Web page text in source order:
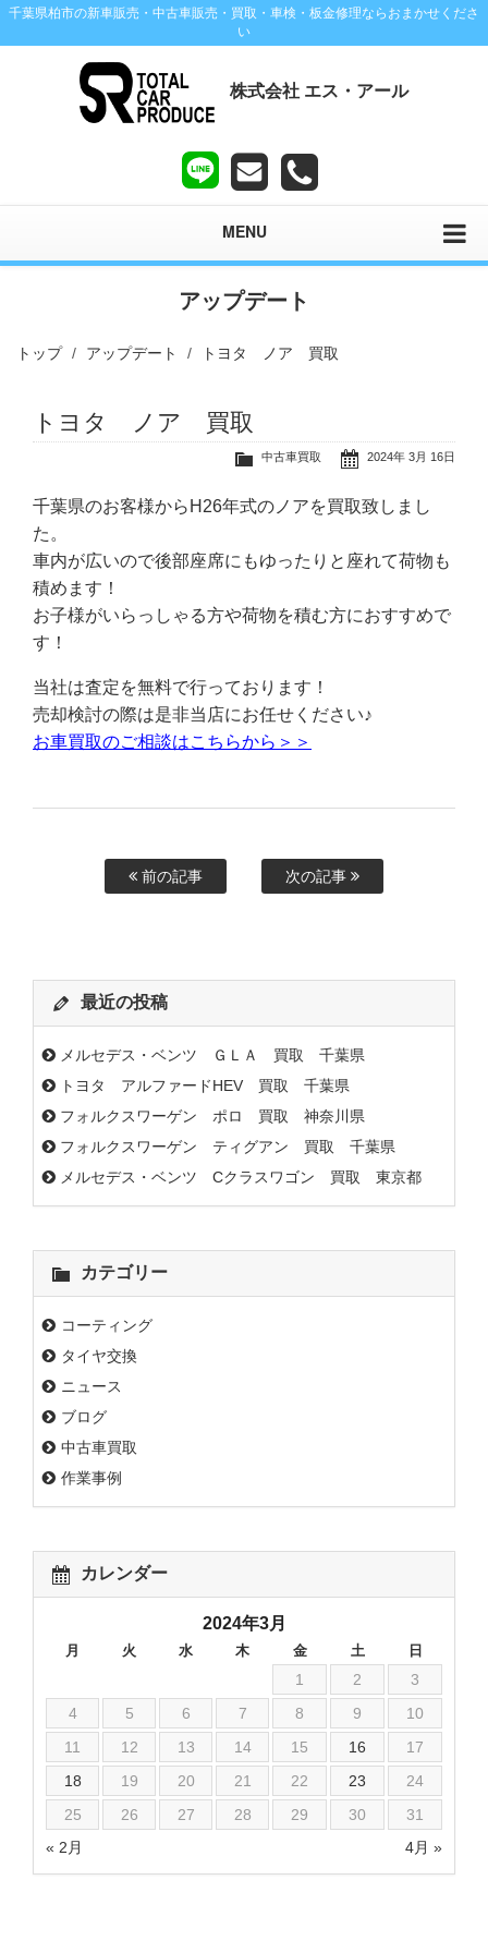
千葉県柏市の新車販売・中古車販売・買取・車検・板金修理ならおまかせくださ
い
株式会社 エス・アール
MENU
アップデート
トップ アップデート トヨタ ノア 買取
トヨタ ノア 買取
2024年 3月 16日
中古車買取
千葉県のお客様からH26年式のノアを買取致しまし
た。
車内が広いので後部座席にもゆったりと座れて荷物も
積めます！
お子様がいらっしゃる方や荷物を積む方におすすめで
す！
当社は査定を無料で行っております！
売却検討の際は是非当店にお任せください♪
お車買取のご相談はこちらから＞＞
前の記事 次の記事
最近の投稿
メルセデス・ベンツ ＧＬＡ 買取 千葉県
トヨタ アルファードHEV 買取 千葉県
フォルクスワーゲン ポロ 買取 神奈川県
フォルクスワーゲン ティグアン 買取 千葉県
メルセデス・ベンツ Cクラスワゴン 買取 東京都
カテゴリー
コーティング
タイヤ交換
ニュース
ブログ
中古車買取
作業事例
カレンダー
2024年3月
月 火 水 木 金 土 日
« 2月 4月 »
1 2
3
4
5 6 7 8 9
10
11
12 13 14 15 16
17
18
19 20 21 22 23
24
25
26 27 28 29 30 31